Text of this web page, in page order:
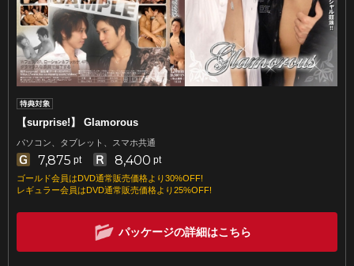
【surprise!】 Glamorous
パソコン、タブレット、スマホ共通
7,875 pt 8,400 pt
ゴールド会員はDVD通常販売価格より30%OFF!
レギュラー会員はDVD通常販売価格より25%OFF!
パッケージの詳細はこちら